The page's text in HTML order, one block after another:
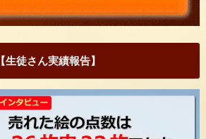
【生徒さん実績報告】